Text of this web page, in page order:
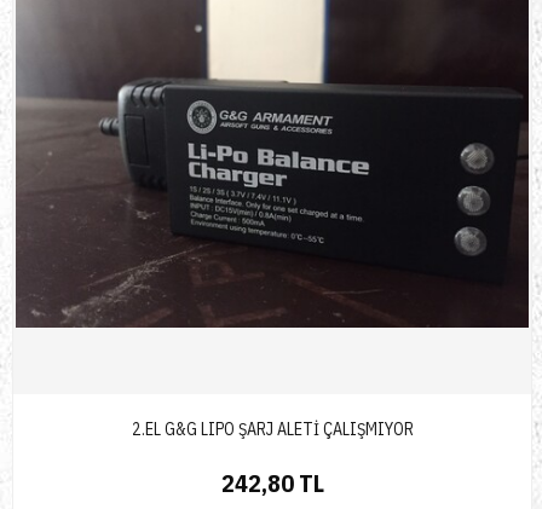
2.EL G&G LIPO ŞARJ ALETİ ÇALIŞMIYOR
242,80 TL